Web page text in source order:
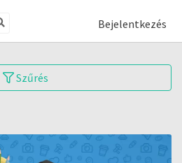
Bejelentkezés
Szűrés